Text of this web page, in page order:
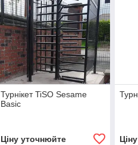
Турнікет TiSO Sesame
Basic
Ціну уточнюйте